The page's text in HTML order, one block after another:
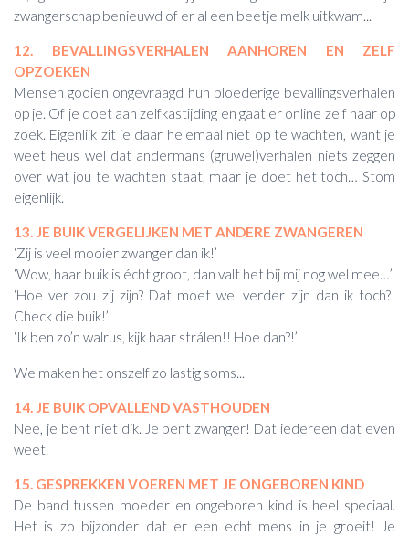
zwangerschap benieuwd of er al een beetje melk uitkwam...
12. BEVALLINGSVERHALEN AANHOREN EN ZELF
OPZOEKEN
Mensen gooien ongevraagd hun bloederige bevallingsverhalen
op je. Of je doet aan zelfkastijding en gaat er online zelf naar op
zoek. Eigenlijk zit je daar helemaal niet op te wachten, want je
weet heus wel dat andermans (gruwel)verhalen niets zeggen
over wat jou te wachten staat, maar je doet het toch… Stom
eigenlijk.
13. JE BUIK VERGELIJKEN MET ANDERE ZWANGEREN
‘Zij is veel mooier zwanger dan ik!’
‘Wow, haar buik is écht groot, dan valt het bij mij nog wel mee…’
‘Hoe ver zou zij zijn? Dat moet wel verder zijn dan ik toch?!
Check die buik!’
‘Ik ben zo’n walrus, kijk haar strálen!! Hoe dan?!’
We maken het onszelf zo lastig soms...
14. JE BUIK OPVALLEND VASTHOUDEN
Nee, je bent niet dik. Je bent zwanger! Dat iedereen dat even
weet.
15. GESPREKKEN VOEREN MET JE ONGEBOREN KIND
De band tussen moeder en ongeboren kind is heel speciaal.
Het is zo bijzonder dat er een echt mens in je groeit! Je